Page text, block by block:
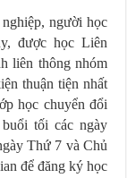
người học
được học Liên
liên thông nhóm
thuận tiện nhất
học chuyển đổi
tối các ngày
Thứ 7 và Chủ
để đăng ký học